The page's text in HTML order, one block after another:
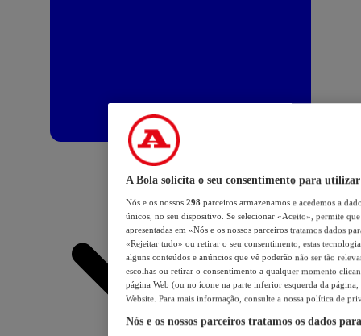
A Bola solicita o seu consentimento para utilizar
Nós e os nossos 298 parceiros armazenamos e acedemos a
únicos, no seu dispositivo. Se selecionar «Aceito», permite
apresentadas em «Nós e os nossos parceiros tratamos dados
«Rejeitar tudo» ou retirar o seu consentimento, estas
alguns conteúdos e anúncios que vê poderão não ser tão
escolhas ou retirar o consentimento a qualquer momento
página Web (ou no ícone na parte inferior esquerda da página,
Website. Para mais informação, consulte a nossa política de
Nós e os nossos parceiros tratamos os dados